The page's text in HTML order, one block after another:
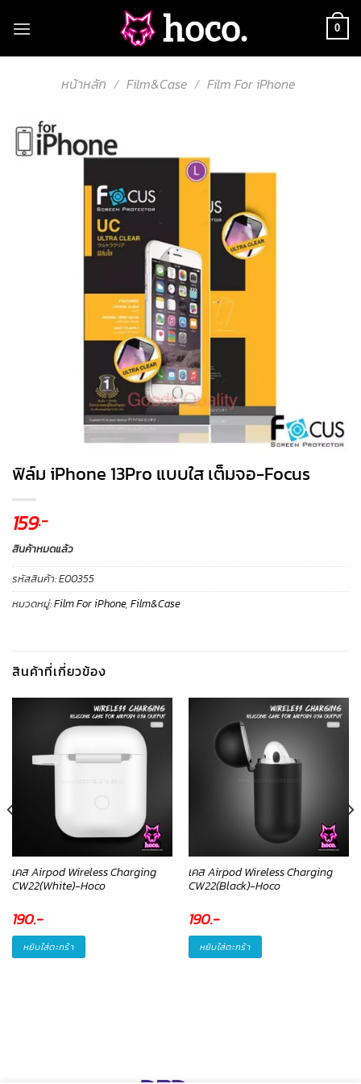
0
หน้าหลัก / Film&Case / Film For iPhone
ฟิล์ม iPhone 13Pro แบบใส เต็มจอ-Focus
159.-
สินค้าหมดแล้ว
รหัสสินค้า:E00355
หมวดหมู่:Film For iPhone, Film&Case
สินค้าที่เกี่ยวข้อง
เคส Airpod Wireless Charging
CW22(White)-Hoco
190.-
หยิบใส่ตะกร้า
เคส Airpod Wireless Charging
CW22(Black)-Hoco
190.-
หยิบใส่ตะกร้า